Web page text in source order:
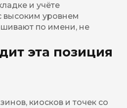
и учёте
высоким уровнем
по имени, не
эта позиция
киосков и точек со